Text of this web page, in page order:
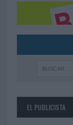
EL PUBLICISTA